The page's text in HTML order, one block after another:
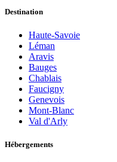
Destination
Haute-Savoie
Léman
Aravis
Bauges
Chablais
Faucigny
Genevois
Mont-Blanc
Val d'Arly
Hébergements